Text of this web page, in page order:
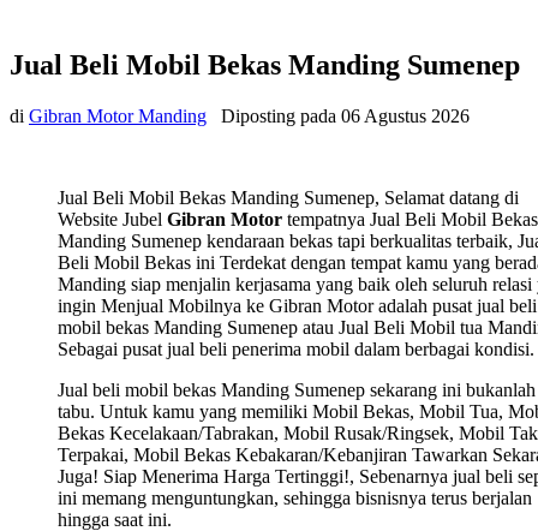
Jual Beli Mobil Bekas Manding Sumenep
di Gibran Motor Manding Diposting pada 06 Agustus 2026
Jual Beli Mobil Bekas Manding Sumenep, Selamat datang di
Website Jubel Gibran Motor tempatnya Jual Beli Mobil Bekas
Manding Sumenep kendaraan bekas tapi berkualitas terbaik,
Beli Mobil Bekas ini Terdekat dengan tempat kamu yang
Manding siap menjalin kerjasama yang baik oleh seluruh relasi
ingin Menjual Mobilnya ke Gibran Motor adalah pusat jual beli
mobil bekas Manding Sumenep atau Jual Beli Mobil tua
Sebagai pusat jual beli penerima mobil dalam berbagai kondisi.
Jual beli mobil bekas Manding Sumenep sekarang ini
tabu. Untuk kamu yang memiliki Mobil Bekas, Mobil Tua,
Bekas Kecelakaan/Tabrakan, Mobil Rusak/Ringsek, Mobil Tak
Terpakai, Mobil Bekas Kebakaran/Kebanjiran Tawarkan
Juga! Siap Menerima Harga Tertinggi!, Sebenarnya jual beli
ini memang menguntungkan, sehingga bisnisnya terus berjalan
hingga saat ini.